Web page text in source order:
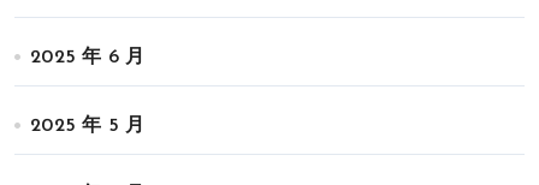
2025 年 6 月
2025 年 5 月